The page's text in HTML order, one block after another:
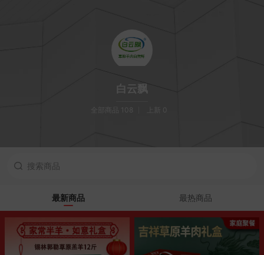
白云飘
全部商品 108 上新 0
最新商品 最热商品